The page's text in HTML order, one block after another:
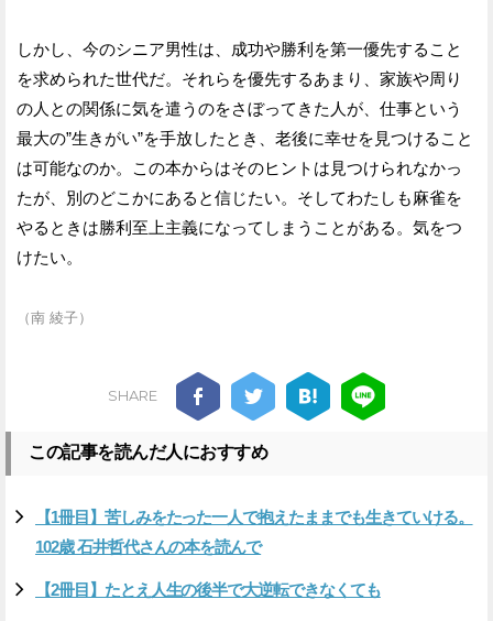
しかし、今のシニア男性は、成功や勝利を第一優先すること
を求められた世代だ。それらを優先するあまり、家族や周り
の人との関係に気を遣うのをさぼってきた人が、仕事という
最大の”生きがい”を手放したとき、老後に幸せを見つけること
は可能なのか。この本からはそのヒントは見つけられなかっ
たが、別のどこかにあると信じたい。そしてわたしも麻雀を
やるときは勝利至上主義になってしまうことがある。気をつ
けたい。
（南 綾子）
SHARE
この記事を読んだ人におすすめ
【1冊目】苦しみをたった一人で抱えたままでも生きていける。
102歳 石井哲代さんの本を読んで
【2冊目】たとえ人生の後半で大逆転できなくても